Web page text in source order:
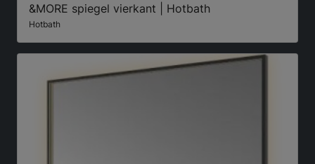
&MORE spiegel vierkant | Hotbath
Hotbath